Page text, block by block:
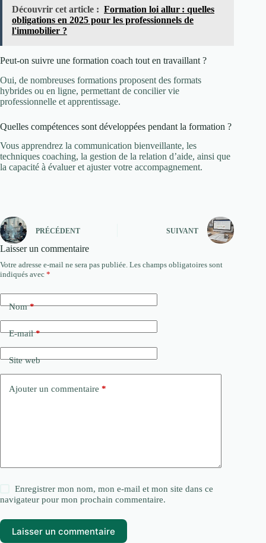
Découvrir cet article : Formation loi allur : quelles
obligations en 2025 pour les professionnels de
l'immobilier ?
Peut-on suivre une formation coach tout en travaillant ?
Oui, de nombreuses formations proposent des formats
hybrides ou en ligne, permettant de concilier vie
professionnelle et apprentissage.
Quelles compétences sont développées pendant la formation ?
Vous apprendrez la communication bienveillante, les
techniques coaching, la gestion de la relation d’aide, ainsi que
la capacité à évaluer et ajuster votre accompagnement.
PRÉCÉDENT SUIVANT
Laisser un commentaire
Votre adresse e-mail ne sera pas publiée. Les champs obligatoires sont
indiqués avec *
Nom*
E-mail*
Site web
Ajouter un commentaire *
Enregistrer mon nom, mon e-mail et mon site dans ce
navigateur pour mon prochain commentaire.
Laisser un commentaire